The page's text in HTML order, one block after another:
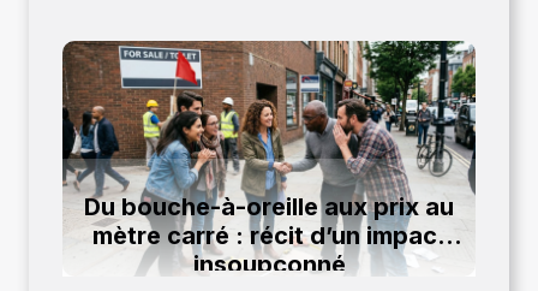
Du bouche-à-oreille aux prix au
mètre carré : récit d’un impact
insoupçonné